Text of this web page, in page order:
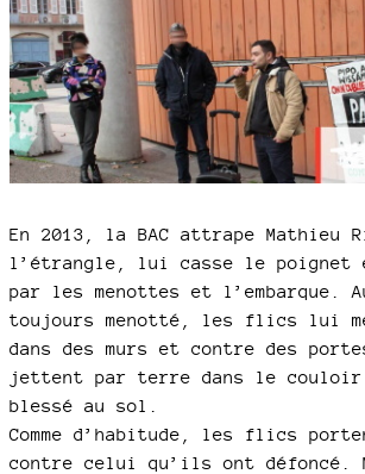
En 2013, la BAC attrape Mathieu
l’étrangle, lui casse le poignet
par les menottes et l’embarque.
toujours menotté, les flics lui
dans des murs et contre des
jettent par terre dans le
blessé au sol.
Comme d’habitude, les flics
contre celui qu’ils ont défoncé.